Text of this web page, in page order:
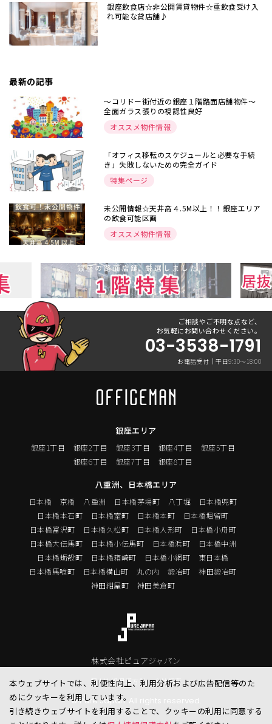
銀座飲食店☆非公開賃貸物件☆重飲食受け入
れ可能な貸店舗♪
最新の記事
～コリドー街付近の銀座１階路面店舗物件～
全面ガラス張りの視認性良好
オススメ物件情報
「オフィス移転のスケジュールと必要な手続
き」失敗しないための完全ガイド
特集ページ
未公開情報☆天井高４.5M以上！！銀座エリア
の飲食可能区画
オススメ物件情報
ご相談やご不明な点など、
お気軽にお問い合わせください。
03-3538-1791
お電話受付｜平日9:30〜18:00
銀座エリア
銀座1丁目 銀座2丁目 銀座3丁目 銀座4丁目
銀座5丁目
銀座6丁目
銀座7丁目 銀座8丁目
八重洲、日本橋エリア
日本橋 京橋 八重洲 日本橋茅場町 八丁堀
日本橋兜町
日本橋本石町
日本橋室町 日本橋本町
日本橋堀留町
日本橋富沢町
日本橋久松町 日本橋人形町
日本橋小舟町
日本橋大伝馬町
日本橋小伝馬町 日本橋浜町
日本橋中洲
日本橋蛎殻町
日本橋箱崎町 日本橋小網町
東日本橋
日本橋馬喰町
日本橋横山町 丸の内 鍛冶町
神田鍛冶町
神田紺屋町
神田美倉町
株式会社ピュアジャパン
個人情報保護方針 会社概要
© Pure Japan. All rights reserved.
本ウェブサイトでは、利便性向上、利用分析および広告配信等のた
めにクッキーを利用しています。
引き続きウェブサイトを利用することで、クッキーの利用に同意する